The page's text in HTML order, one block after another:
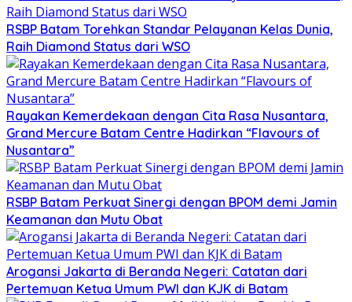
RSBP Batam Torehkan Standar Pelayanan Kelas Dunia,
Raih Diamond Status dari WSO
Rayakan Kemerdekaan dengan Cita Rasa Nusantara,
Grand Mercure Batam Centre Hadirkan “Flavours of
Nusantara”
RSBP Batam Perkuat Sinergi dengan BPOM demi Jamin
Keamanan dan Mutu Obat
Arogansi Jakarta di Beranda Negeri: Catatan dari
Pertemuan Ketua Umum PWI dan KJK di Batam